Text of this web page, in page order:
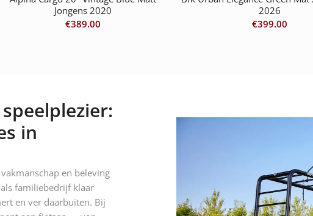
Jongens 2020
€389.00
2026
€399.00
in
en beleving
familiebedrijf klaar
en ver daarbuiten. Bij